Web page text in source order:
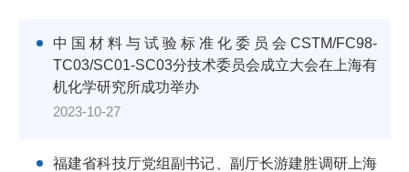
中国材料与试验标准化委员会CSTM/FC98-
TC03/SC01-SC03分技术委员会成立大会在上海有
机化学研究所成功举办
2023-10-27
福建省科技厅党组副书记、副厅长游建胜调研上海